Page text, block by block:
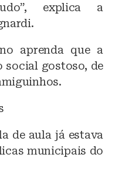
explica a
aprenda que a
social gostoso, de
de aula já estava
municipais do